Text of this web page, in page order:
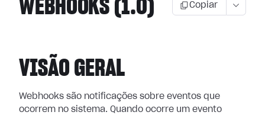
WEBHOOKS (1.0) Copiar
VISÃO GERAL
Webhooks são notificações sobre eventos que
ocorrem no sistema. Quando ocorre um evento